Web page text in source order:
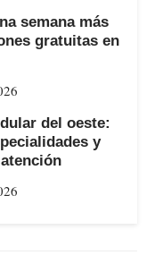
semana más
gratuitas en
del oeste:
y